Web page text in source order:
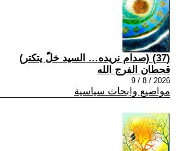
(37) (صدام نريده… السيد خلّ يتكتر)
قحطان الفرج الله
2026 / 8 / 9
مواضيع وابحاث سياسية